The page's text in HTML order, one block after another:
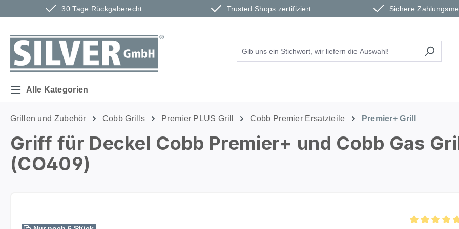
30 Tage Rückgaberecht Trusted Shops zertifiziert Sichere
Hauptinhalt springen
Zur Suche springen
Zur Hauptnavigation springen
Alle Kategorien
Grillen und Zubehör Cobb Grills Premier PLUS Grill Cobb Premier Ersatzteile Premier+ Grill
Griff für Deckel Cobb Premier+ und Cobb Gas
(CO409)